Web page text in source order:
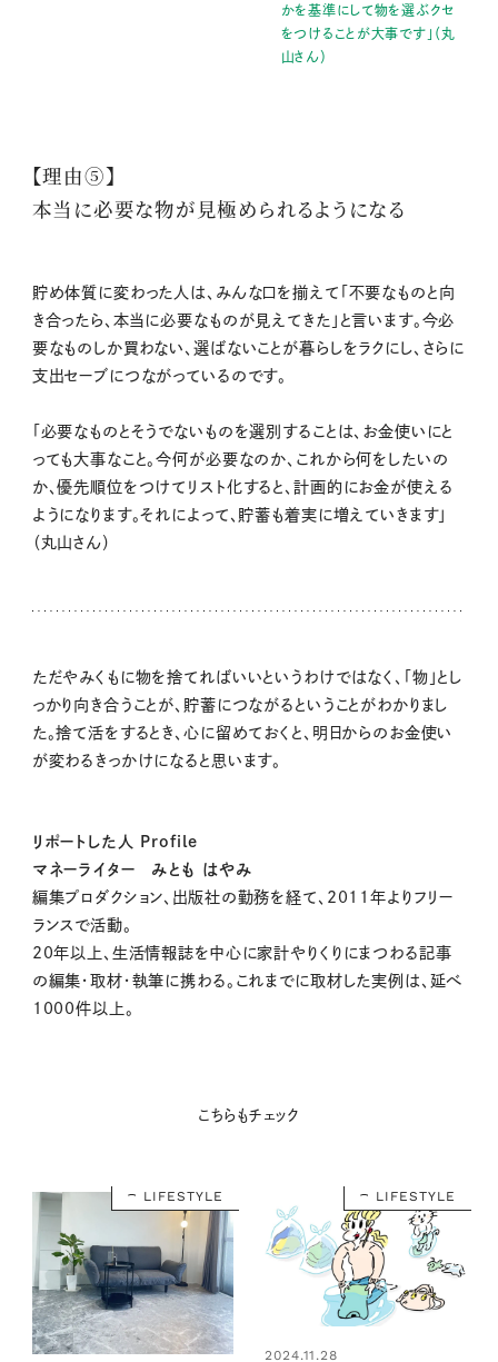
かを基準にして物を選ぶクセ
をつけることが大事です」（丸
山さん）
【理由⑤】
本当に必要な物が見極められるようになる
貯め体質に変わった人は、みんな口を揃えて「不要なものと向
き合ったら、本当に必要なものが見えてきた」と言います。今必
要なものしか買わない、選ばないことが暮らしをラクにし、さらに
支出セーブにつながっているのです。
「必要なものとそうでないものを選別することは、お金使いにと
っても大事なこと。今何が必要なのか、これから何をしたいの
か、優先順位をつけてリスト化すると、計画的にお金が使える
ようになります。それによって、貯蓄も着実に増えていきます」
（丸山さん）
ただやみくもに物を捨てればいいというわけではなく、「物」とし
っかり向き合うことが、貯蓄につながるということがわかりまし
た。捨て活をするとき、心に留めておくと、明日からのお金使い
が変わるきっかけになると思います。
リポートした人 Profile
マネーライター みとも はやみ
編集プロダクション、出版社の勤務を経て、2011年よりフリー
ランスで活動。
20年以上、生活情報誌を中心に家計やりくりにまつわる記事
の編集・取材・執筆に携わる。これまでに取材した実例は、延べ
1000件以上。
こちらもチェック
LIFESTYLE LIFESTYLE
2024.11.28